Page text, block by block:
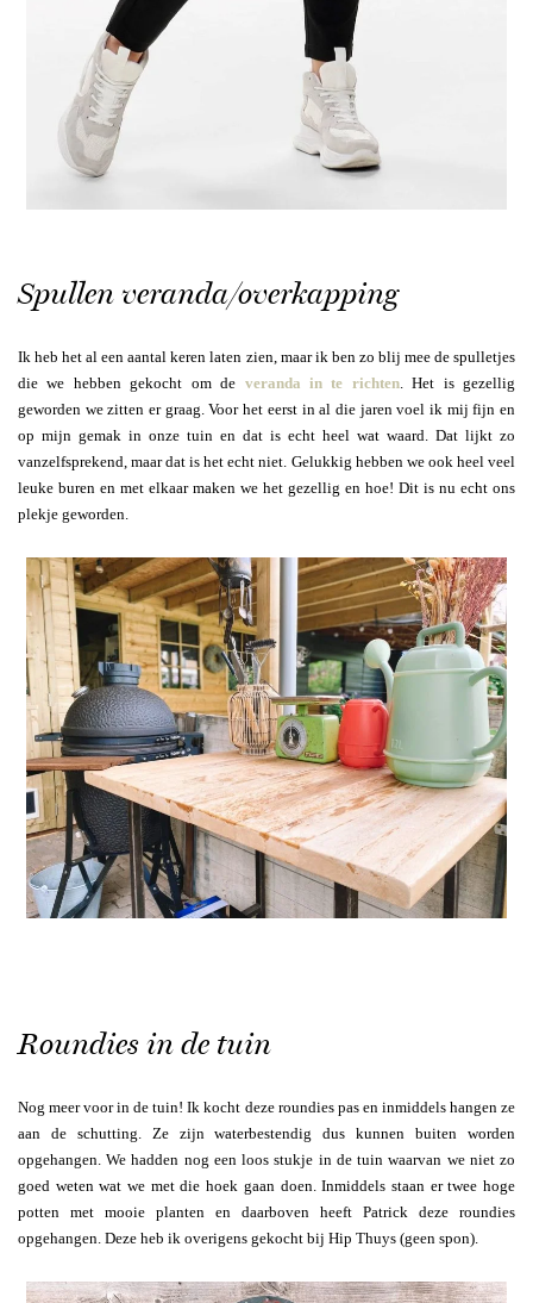
Spullen veranda/overkapping
Ik heb het al een aantal keren laten zien, maar ik ben zo blij mee de spulletjes
die we hebben gekocht om de veranda in te richten. Het is gezellig
geworden we zitten er graag. Voor het eerst in al die jaren voel ik mij fijn en
op mijn gemak in onze tuin en dat is echt heel wat waard. Dat lijkt zo
vanzelfsprekend, maar dat is het echt niet. Gelukkig hebben we ook heel veel
leuke buren en met elkaar maken we het gezellig en hoe! Dit is nu echt ons
plekje geworden.
Roundies in de tuin
Nog meer voor in de tuin! Ik kocht deze roundies pas en inmiddels hangen ze
aan de schutting. Ze zijn waterbestendig dus kunnen buiten worden
opgehangen. We hadden nog een loos stukje in de tuin waarvan we niet zo
goed weten wat we met die hoek gaan doen. Inmiddels staan er twee hoge
potten met mooie planten en daarboven heeft Patrick deze roundies
opgehangen. Deze heb ik overigens gekocht bij Hip Thuys (geen spon).